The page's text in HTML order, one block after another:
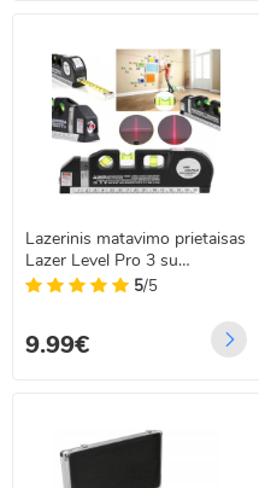
Lazerinis matavimo prietaisas
Lazer Level Pro 3 su
įmontuotu gulsčiuku ir 2,5 m
5/5
9.99€